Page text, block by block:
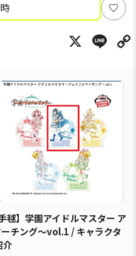
い
ね
X
毬】学園アイドルマスター ア
チング～vol.1 / キャラクタ
介